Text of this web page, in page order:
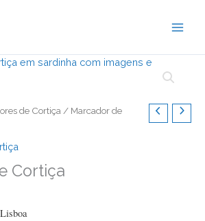
de Cortiça / Marcador de
Cortiça